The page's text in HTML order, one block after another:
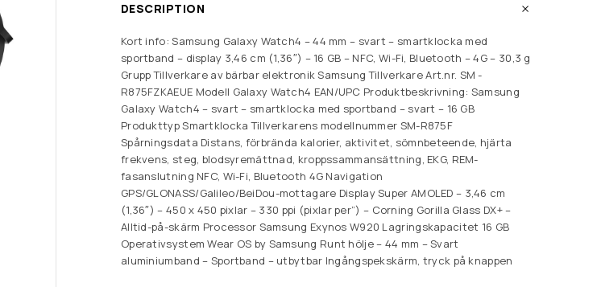
DESCRIPTION
Kort info: Samsung Galaxy Watch4 – 44 mm – svart – smartklocka med
sportband – display 3,46 cm (1,36″) – 16 GB – NFC, Wi-Fi, Bluetooth – 4G – 30,3 g
Grupp Tillverkare av bärbar elektronik Samsung Tillverkare Art.nr. SM -
R875FZKAEUE Modell Galaxy Watch4 EAN/UPC Produktbeskrivning: Samsung
Galaxy Watch4 – svart – smartklocka med sportband – svart – 16 GB
Produkttyp Smartklocka Tillverkarens modellnummer SM-R875F
Spårningsdata Distans, förbrända kalorier, aktivitet, sömnbeteende, hjärta
frekvens, steg, blodsyremättnad, kroppssammansättning, EKG, REM-
fasanslutning NFC, Wi-Fi, Bluetooth 4G Navigation
GPS/GLONASS/Galileo/BeiDou-mottagare Display Super AMOLED – 3,46 cm
(1,36″) – 450 x 450 pixlar – 330 ppi (pixlar per”) – Corning Gorilla Glass DX+ –
Alltid-på-skärm Processor Samsung Exynos W920 Lagringskapacitet 16 GB
Operativsystem Wear OS by Samsung Runt hölje – 44 mm – Svart
aluminiumband – Sportband – utbytbar Ingångspekskärm, tryck på knappen